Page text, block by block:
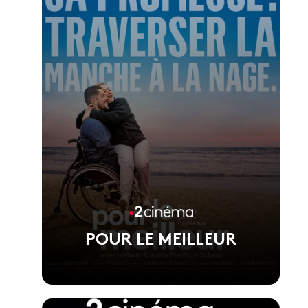
Film d'ouverture du Festival de Cannes
2026, réalisé par Pierre Salvadori
POUR LE MEILLEUR